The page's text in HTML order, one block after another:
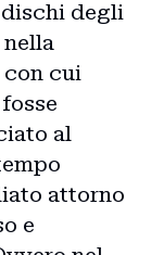
degli
cui
al
attorno
e